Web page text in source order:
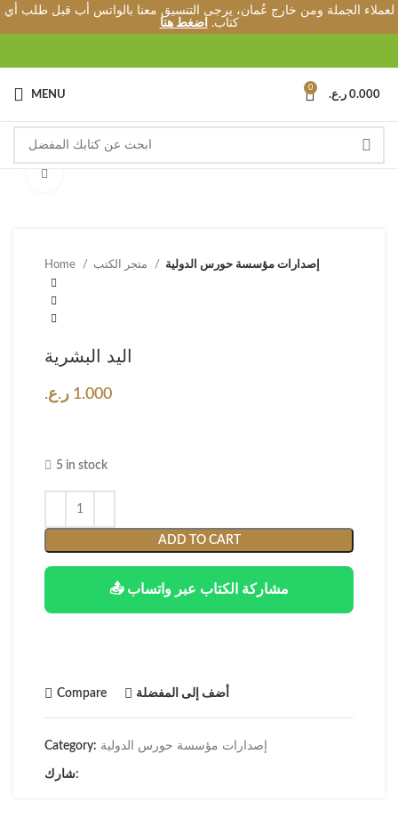
لعملاء الجملة ومن خارج عُمان، يرجى التنسيق معنا بالواتس أب قبل طلب أي
كتاب.
اضغط هنا
MENU
0
0.000 ر.ع.
Home إصدارات مؤسسة حورس الدولية
اليد البشرية
1.000 ر.ع.
5 in stock
ADD TO CART
📤 مشاركة الكتاب عبر واتساب
Compare أضف إلى المفضلة
Category: إصدارات مؤسسة حورس الدولية
شارك: